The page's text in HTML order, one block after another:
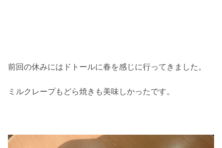
前回の休みにはドトールに春を感じに行ってきました。
ミルクレープもどら焼きも美味しかったです。